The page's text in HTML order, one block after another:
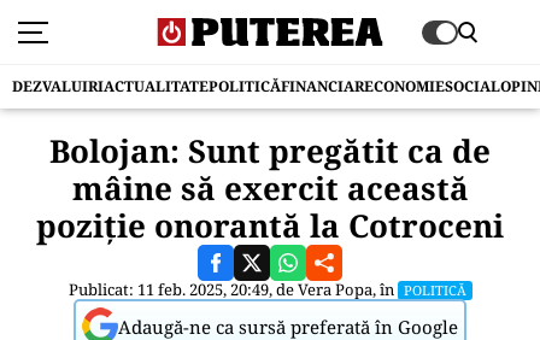
DEZVALUIRIACTUALITATEPOLITICĂFINANCIARECONOMIESOCIAL
Bolojan: Sunt pregătit ca de
mâine să exercit această
poziție onorantă la Cotroceni
Publicat: 11 feb. 2025, 20:49, deVera Popa, în POLITICĂ
Adaugă-ne ca sursă preferată în Google